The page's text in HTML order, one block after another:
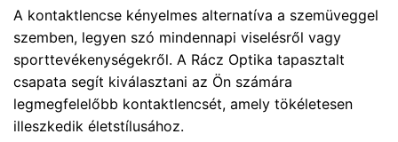
A kontaktlencse kényelmes alternatíva a szemüveggel
szemben, legyen szó mindennapi viselésről vagy
sporttevékenységekről. A Rácz Optika tapasztalt
csapata segít kiválasztani az Ön számára
legmegfelelőbb kontaktlencsét, amely tökéletesen
illeszkedik életstílusához.